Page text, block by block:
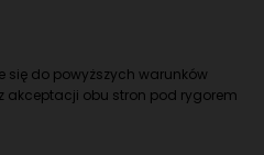
się do powyższych warunków
obu stron pod rygorem